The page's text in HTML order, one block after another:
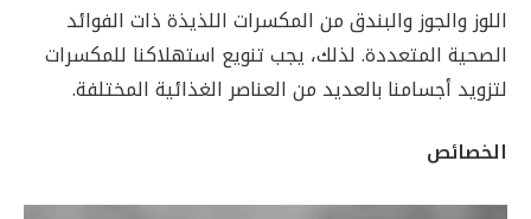
اللوز والجوز والبندق من المكسرات اللذيذة ذات الفوائد
الصحية المتعددة. لذلك، يجب تنويع استهلاكنا للمكسرات
لتزويد أجسامنا بالعديد من العناصر الغذائية المختلفة.
الخصائص